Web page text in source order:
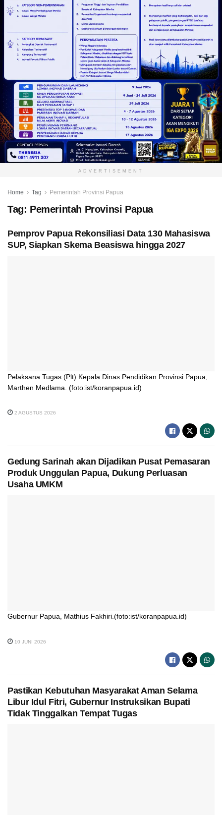
ADVERTISEMENT
Home Tag Pemerintah Provinsi Papua
Tag: Pemerintah Provinsi Papua
Pemprov Papua Rekonsiliasi Data 130 Mahasiswa
SUP, Siapkan Skema Beasiswa hingga 2027
Pelaksana Tugas (Plt) Kepala Dinas Pendidikan Provinsi Papua,
Marthen Medlama. (foto:ist/koranpapua.id)
2 AGUSTUS 2026
Gedung Sarinah akan Dijadikan Pusat Pemasaran
Produk Unggulan Papua, Dukung Perluasan
Usaha UMKM
Gubernur Papua, Mathius Fakhiri.(foto:ist/koranpapua.id)
10 JUNI 2026
Pastikan Kebutuhan Masyarakat Aman Selama
Libur Idul Fitri, Gubernur Instruksikan Bupati
Tidak Tinggalkan Tempat Tugas